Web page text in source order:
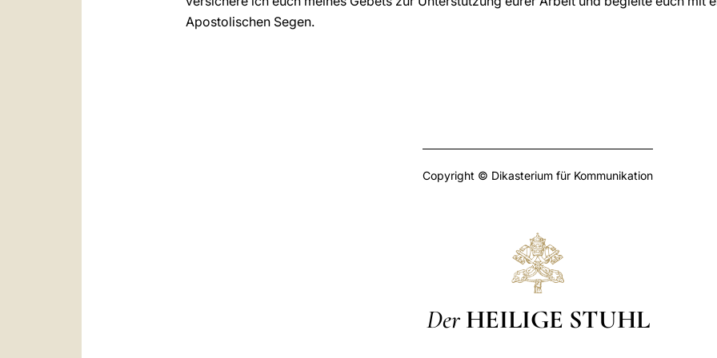
Apostolischen Segen.
Copyright © Dikasterium für Kommunikation
Der HEILIGE STUHL